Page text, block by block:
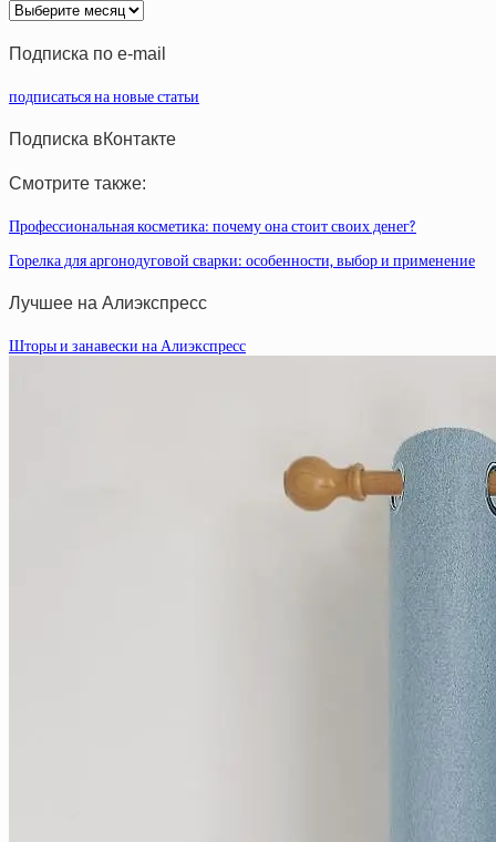
Архив
статей
Подписка по e-mail
подписаться на новые статьи
Подписка вКонтакте
Смотрите также:
Профессиональная косметика: почему она стоит своих денег?
Горелка для аргонодуговой сварки: особенности, выбор и применение
Лучшее на Алиэкспресс
Шторы и занавески на Алиэкспресс